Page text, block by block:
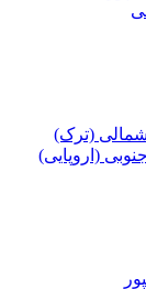
(ترک)
(اروپایی)